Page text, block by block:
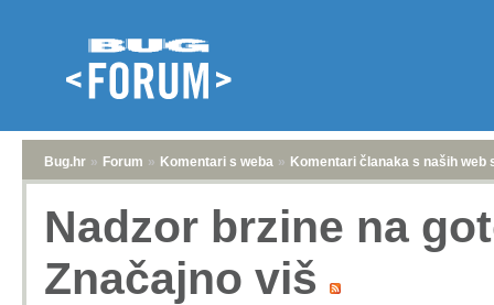
Bug.hr » Forum » Komentari s weba » Komentari članaka s naših web
Nadzor brzine na
Značajno viš